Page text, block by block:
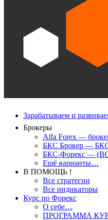
Зарабатываем и
Брокеры
Alfa Forex —
БКС Брокер —
БКС-Форекс —
Ещё варианты…
В ПОМОЩЬ !
Все стратегии
Все индикаторы
Курс по Форекс
О себе…
ПРОГРАММА